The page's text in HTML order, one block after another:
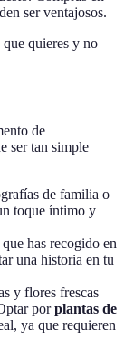
ser ventajosos.
que quieres y no
de
ser tan simple
de familia o
toque íntimo y
has recogido en
una historia en tu
y flores frescas
porplantas de
ya que requieren